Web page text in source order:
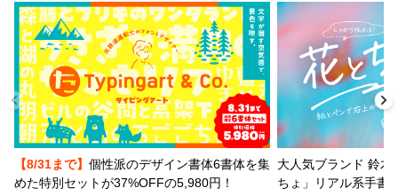
【8/31まで】 個性派のデザイン書体6書体を集
めた特別セットが37%OFFの5,980円！
大人気ブランド 鈴木
ちょ」リアル系手書